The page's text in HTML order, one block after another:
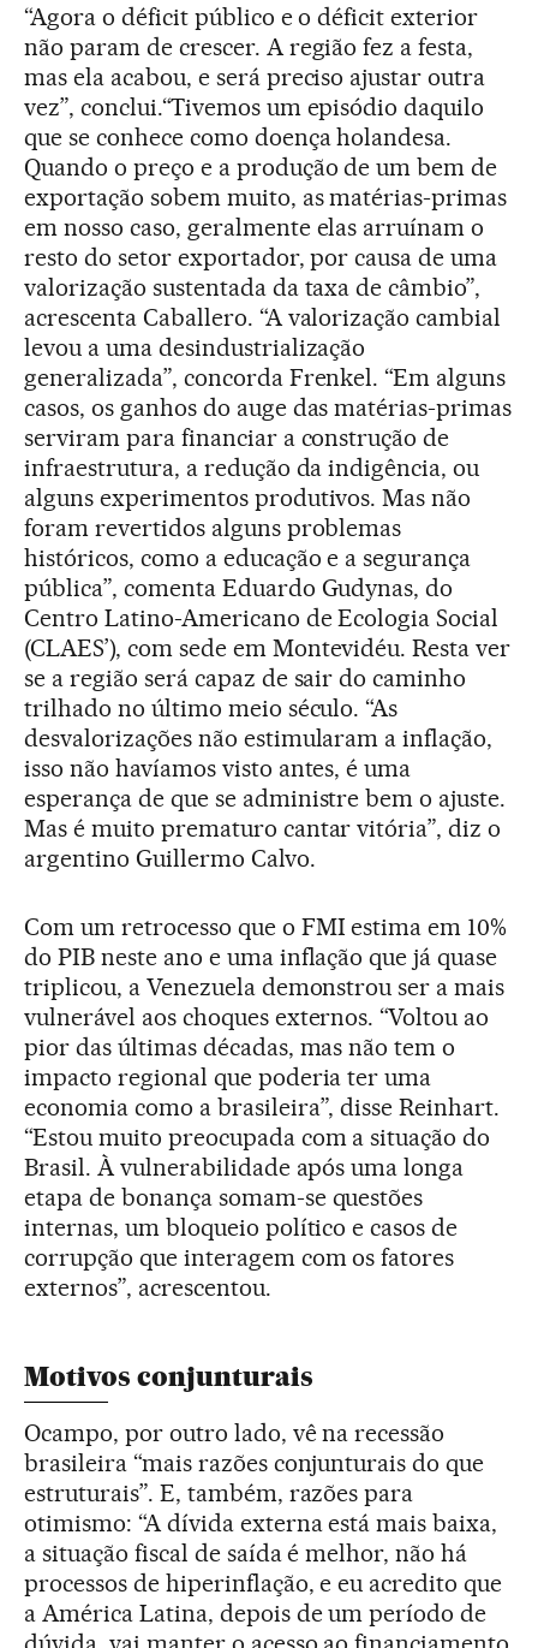
“Agora o déficit público e o déficit exterior
não param de crescer. A região fez a festa,
mas ela acabou, e será preciso ajustar outra
vez”, conclui.“Tivemos um episódio daquilo
que se conhece como doença holandesa.
Quando o preço e a produção de um bem de
exportação sobem muito, as matérias-primas
em nosso caso, geralmente elas arruínam o
resto do setor exportador, por causa de uma
valorização sustentada da taxa de câmbio”,
acrescenta Caballero. “A valorização cambial
levou a uma desindustrialização
generalizada”, concorda Frenkel. “Em alguns
casos, os ganhos do auge das matérias-primas
serviram para financiar a construção de
infraestrutura, a redução da indigência, ou
alguns experimentos produtivos. Mas não
foram revertidos alguns problemas
históricos, como a educação e a segurança
pública”, comenta Eduardo Gudynas, do
Centro Latino-Americano de Ecologia Social
(CLAES’), com sede em Montevidéu. Resta ver
se a região será capaz de sair do caminho
trilhado no último meio século. “As
desvalorizações não estimularam a inflação,
isso não havíamos visto antes, é uma
esperança de que se administre bem o ajuste.
Mas é muito prematuro cantar vitória”, diz o
argentino Guillermo Calvo.
Com um retrocesso que o FMI estima em 10%
do PIB neste ano e uma inflação que já quase
triplicou, a Venezuela demonstrou ser a mais
vulnerável aos choques externos. “Voltou ao
pior das últimas décadas, mas não tem o
impacto regional que poderia ter uma
economia como a brasileira”, disse Reinhart.
“Estou muito preocupada com a situação do
Brasil. À vulnerabilidade após uma longa
etapa de bonança somam-se questões
internas, um bloqueio político e casos de
corrupção que interagem com os fatores
externos”, acrescentou.
Motivos conjunturais
Ocampo, por outro lado, vê na recessão
brasileira “mais razões conjunturais do que
estruturais”. E, também, razões para
otimismo: “A dívida externa está mais baixa,
a situação fiscal de saída é melhor, não há
processos de hiperinflação, e eu acredito que
a América Latina, depois de um período de